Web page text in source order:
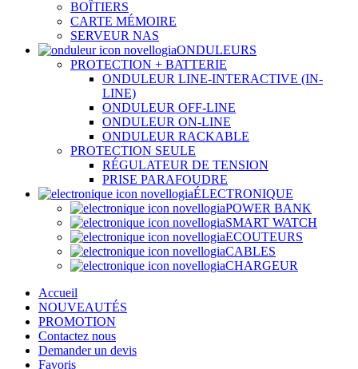
BOÎTIERS
CARTE MÉMOIRE
SERVEUR NAS
ONDULEURS
PROTECTION + BATTERIE
ONDULEUR LINE-INTERACTIVE (IN-
LINE)
ONDULEUR OFF-LINE
ONDULEUR ON-LINE
ONDULEUR RACKABLE
PROTECTION SEULE
RÉGULATEUR DE TENSION
PRISE PARAFOUDRE
ÉLECTRONIQUE
POWER BANK
SMART WATCH
ECOUTEURS
CABLES
CHARGEUR
Accueil
NOUVEAUTÉS
PROMOTION
Contactez nous
Demander un devis
Favoris